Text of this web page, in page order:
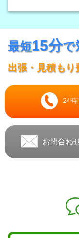
最短15分で
出張・見積もり
24時
お問合わ